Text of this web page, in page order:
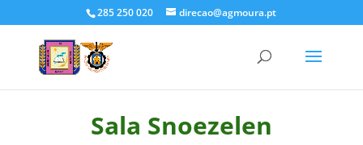
285 250 020 direcao@agmoura.pt
Sala Snoezelen